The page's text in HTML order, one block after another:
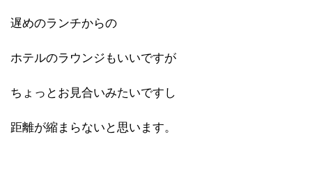
遅めのランチからの
ホテルのラウンジもいいですが
ちょっとお見合いみたいですし
距離が縮まらないと思います。